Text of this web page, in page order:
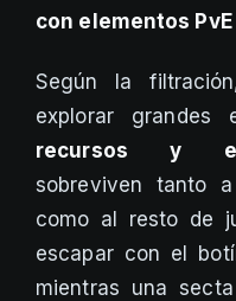
con elementos PvE
Según la
explorar grandes
recursos y
sobreviven tanto
como al resto de
escapar con el
mientras una